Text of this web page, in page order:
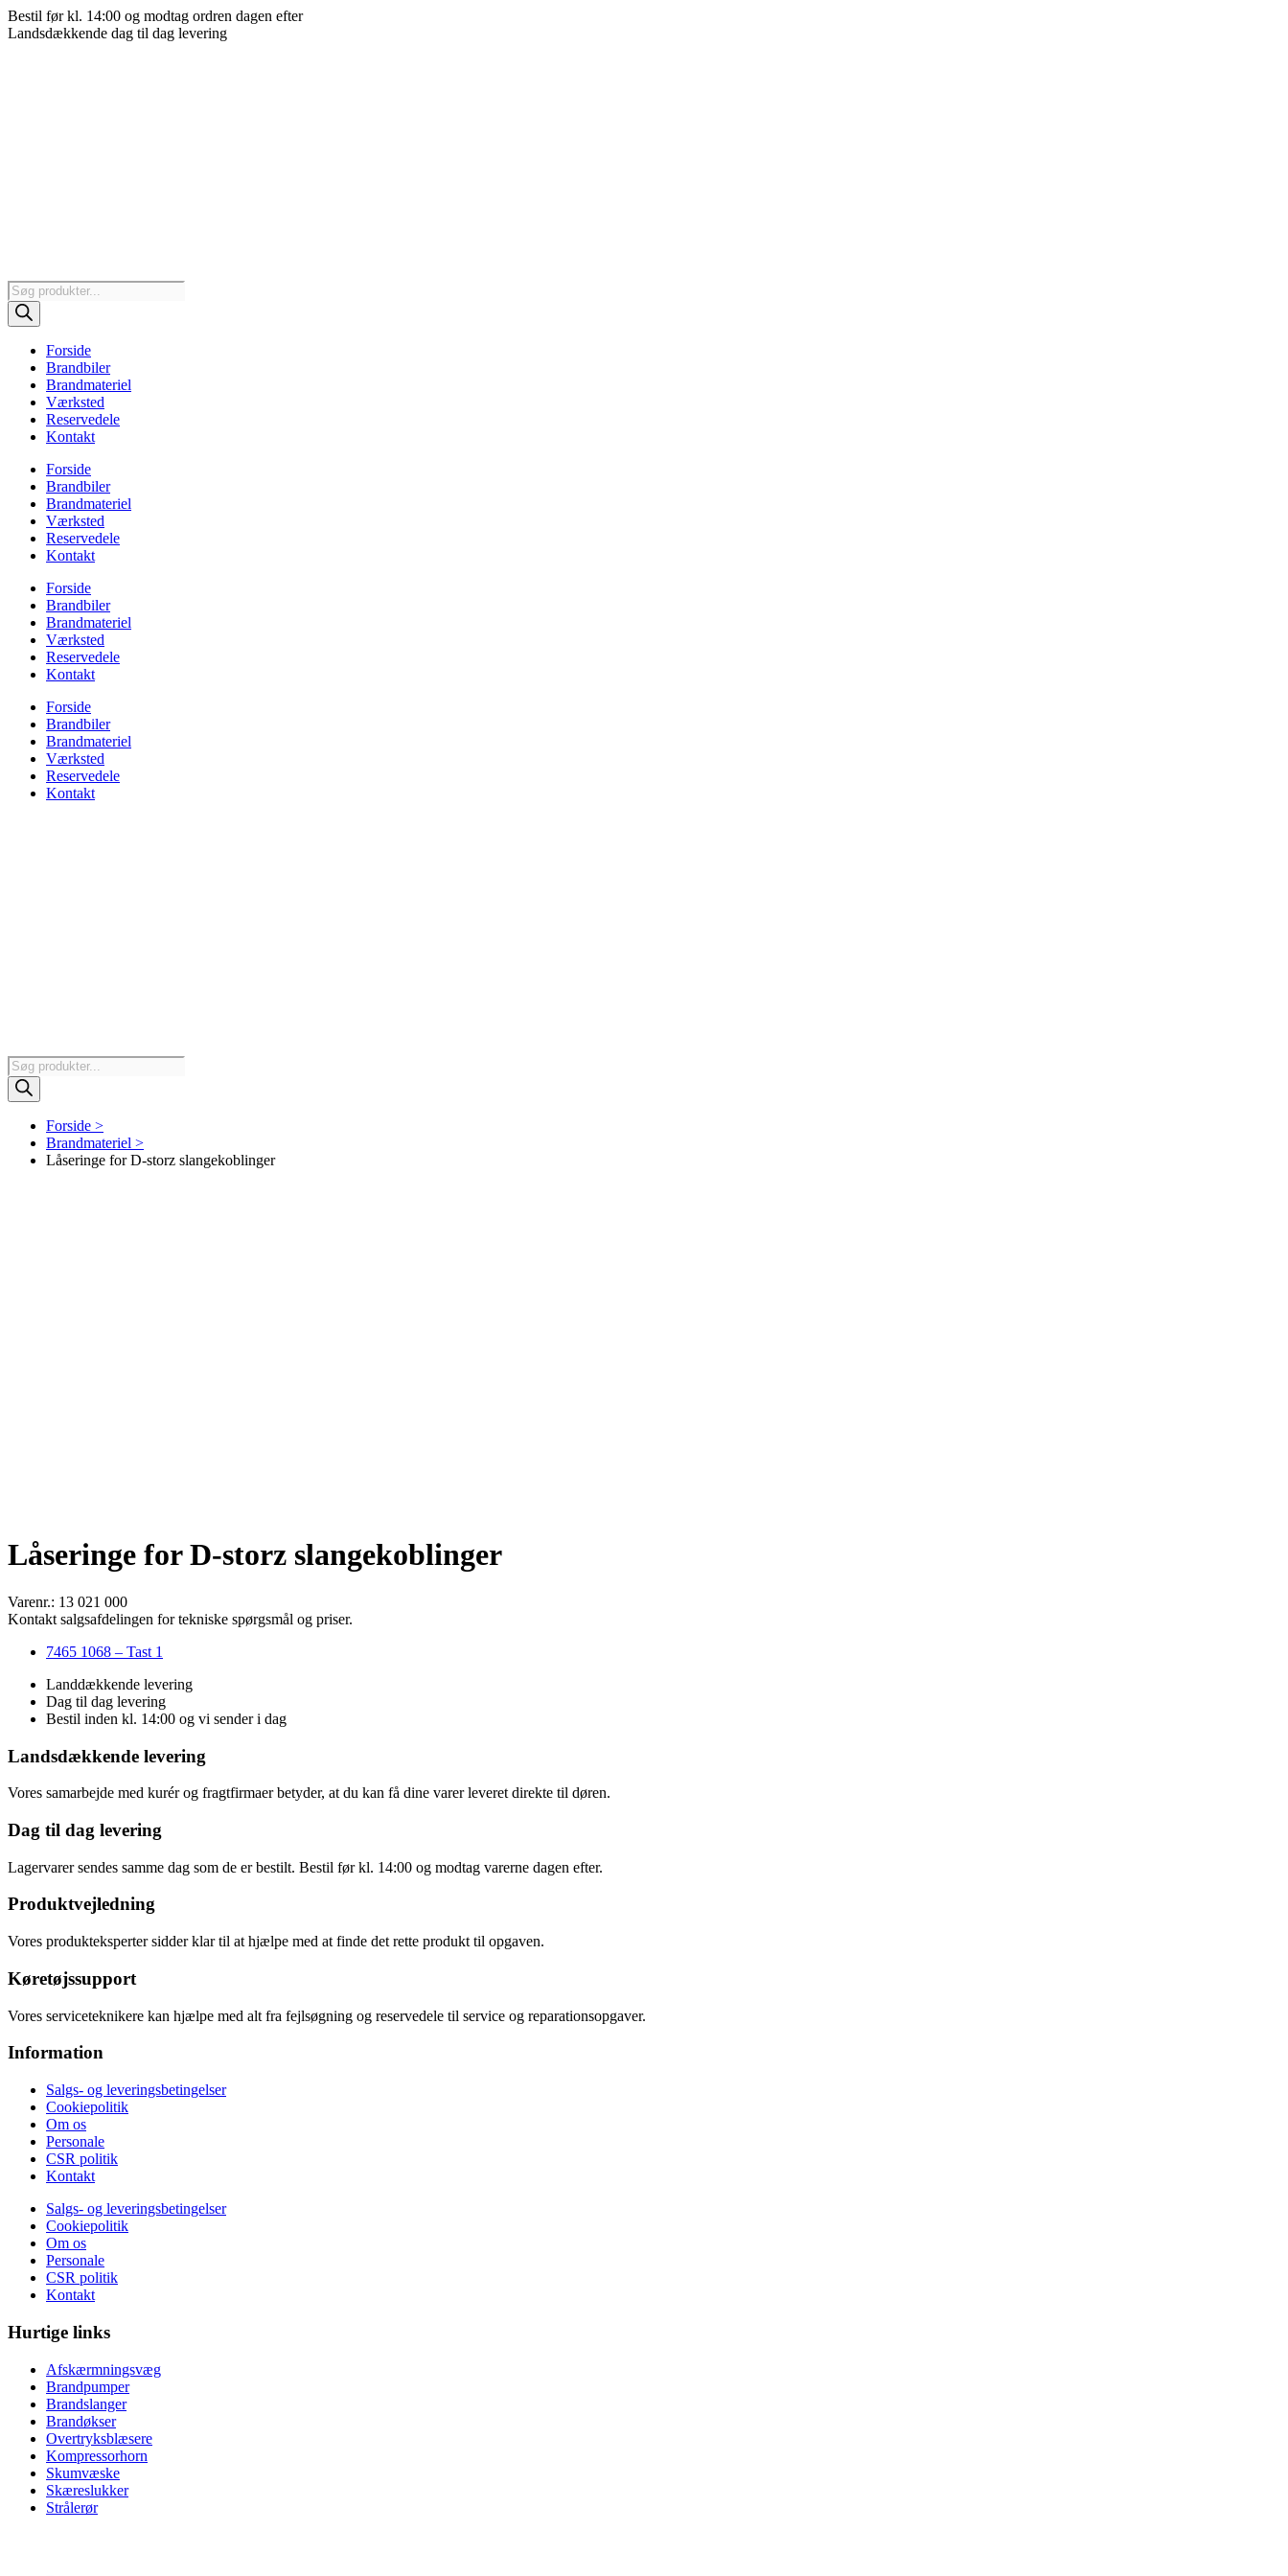
Videre
til
Bestil før kl. 14:00 og modtag ordren dagen efter
Landsdækkende dag til dag levering
Products
search
Forside
Brandbiler
Brandmateriel
Værksted
Reservedele
Kontakt
Forside
Brandbiler
Brandmateriel
Værksted
Reservedele
Kontakt
Forside
Brandbiler
Brandmateriel
Værksted
Reservedele
Kontakt
Forside
Brandbiler
Brandmateriel
Værksted
Reservedele
Kontakt
Products
search
Forside >
Brandmateriel >
Låseringe for D-storz slangekoblinger
Låseringe for D-storz slangekoblinger
Varenr.: 13 021 000
Kontakt salgsafdelingen for tekniske spørgsmål og priser.
7465 1068 – Tast 1
Landdækkende levering
Dag til dag levering
Bestil inden kl. 14:00 og vi sender i dag
Landsdækkende levering
Vores samarbejde med kurér og fragtfirmaer betyder, at du kan få dine varer leveret direkte til døren.
Dag til dag levering
Lagervarer sendes samme dag som de er bestilt. Bestil før kl. 14:00 og modtag varerne dagen efter.
Produktvejledning
Vores produkteksperter sidder klar til at hjælpe med at finde det rette produkt til opgaven.
Køretøjssupport
Vores serviceteknikere kan hjælpe med alt fra fejlsøgning og reservedele til service og reparationsopgaver.
Information
Salgs- og leveringsbetingelser
Cookiepolitik
Om os
Personale
CSR politik
Kontakt
Salgs- og leveringsbetingelser
Cookiepolitik
Om os
Personale
CSR politik
Kontakt
Hurtige links
Afskærmningsvæg
Brandpumper
Brandslanger
Brandøkser
Overtryksblæsere
Kompressorhorn
Skumvæske
Skæreslukker
Strålerør